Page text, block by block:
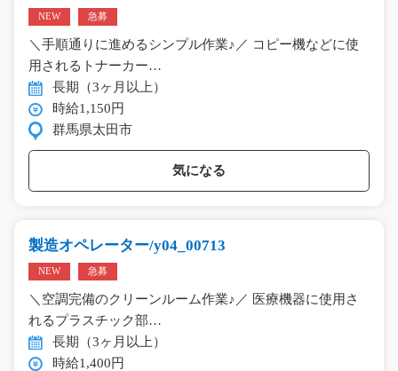
NEW 急募
＼手順通りに進めるシンプル作業♪／ コピー機などに使
用されるトナーカー…
長期（3ヶ月以上）
時給1,150円
群馬県太田市
気になる
製造オペレーター/y04_00713
NEW 急募
＼空調完備のクリーンルーム作業♪／ 医療機器に使用さ
れるプラスチック部…
長期（3ヶ月以上）
時給1,400円